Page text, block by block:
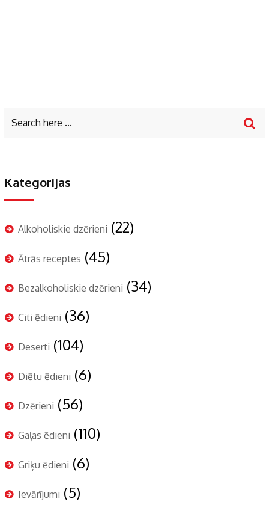
Kategorijas
Alkoholiskie dzērieni (22)
Ātrās receptes (45)
Bezalkoholiskie dzērieni (34)
Citi ēdieni (36)
Deserti (104)
Diētu ēdieni (6)
Dzērieni (56)
Gaļas ēdieni (110)
Griķu ēdieni (6)
Ievārījumi (5)